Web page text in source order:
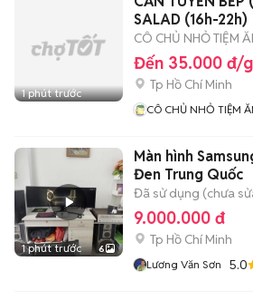
1 phút trước
SALAD (16h-22h)
CÔ CHỦ NHỎ TIỆM
Đến 35.000 đ/
Tp Hồ Chí Minh
CÔ CHỦ NHỎ TIỆM
1 phút trước 6
Màn hình
Đen Trung Quốc
Đã sử dụng (chưa
9.000.000 đ
Tp Hồ Chí Minh
Lương Văn Sơn 5.0